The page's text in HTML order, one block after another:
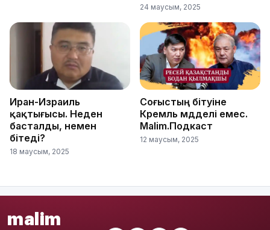
24 маусым, 2025
Иран-Израиль
қақтығысы. Неден
басталды, немен
бітеді?
18 маусым, 2025
Соғыстың бітуіне
Кремль мүдделі емес.
Malim.Подкаст
12 маусым, 2025
malim